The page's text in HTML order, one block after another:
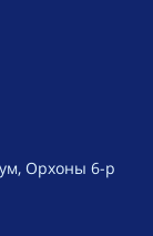
Орхоны 6-р